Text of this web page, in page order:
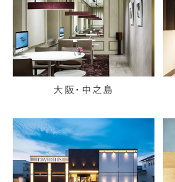
大阪・中之島